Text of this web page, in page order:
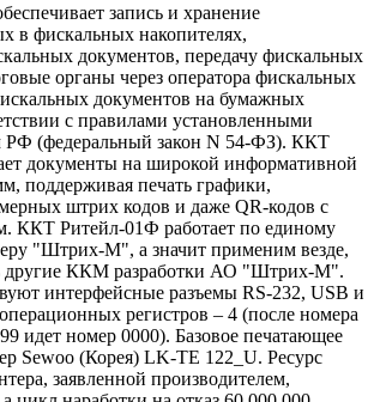
запись и хранение
в фискальных накопителях,
документов, передачу фискальных
органы через оператора фискальных
документов на бумажных
с правилами установленными
РФ (федеральный закон N 54-ФЗ). ККТ
документы на широкой информативной
поддерживая печать графики,
штрих кодов и даже QR-кодов с
ККТ Ритейл-01Ф работает по единому
"Штрих-М", а значит применим везде,
другие ККМ разработки АО "Штрих-М".
интерфейсные разъемы RS-232, USB и
регистров – 4 (после номера
идет номер 0000). Базовое печатающее
Sewoo (Корея) LK-TE 122_U. Ресурс
заявленной производителем,